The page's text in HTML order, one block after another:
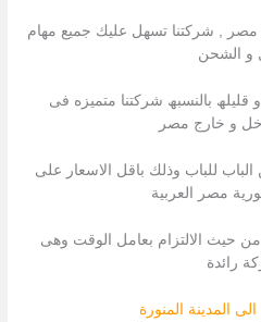
مصر , شركتنا تسھل علیك جمیع مھام
و الشحن
قلیلھ بالنسبھ شركتنا متمیزه فى
و خارج مصر
للباب وذلك باقل الاسعار على
مصر العربية
حيث الالتزام بعامل الوقت وهى
رائدة
المدينة المنورة